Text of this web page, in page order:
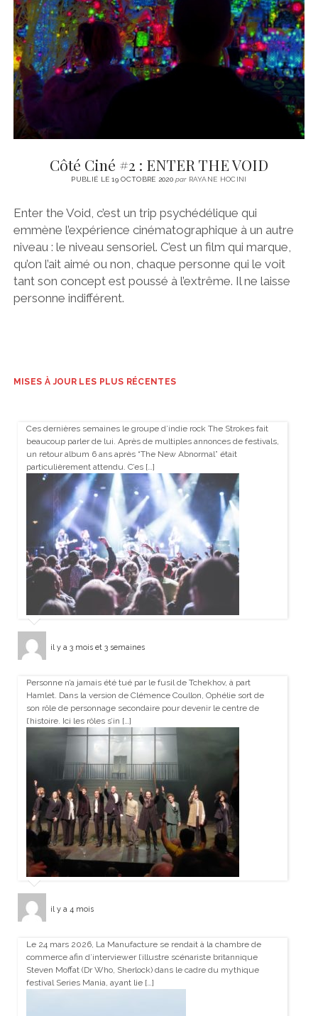
CINÉMA
LITTÉRATURE
ÉCONOMIE
SPORT
MÉDIAS
instagram
email
Côté Ciné #2 : ENTER THE VOID
PUBLIÉ LE 19 OCTOBRE 2020parRAYANE HOCINI
Enter the Void, c’est un trip psychédélique qui
emmène l’expérience cinématographique à un autre
niveau : le niveau sensoriel. C’est un film qui marque,
qu’on l’ait aimé ou non, chaque personne qui le voit
tant son concept est poussé à l’extrême. Il ne laisse
personne indifférent.
MISES À JOUR LES PLUS RÉCENTES
Ces dernières semaines le groupe d’indie rock The Strokes fait
beaucoup parler de lui. Après de multiples annonces de festivals,
un retour album 6 ans après “The New Abnormal” était
particulièrement attendu. C’es […]
il y a 3 mois et 3 semaines
Personne n’a jamais été tué par le fusil de Tchekhov, à part
Hamlet. Dans la version de Clémence Coullon, Ophélie sort de
son rôle de personnage secondaire pour devenir le centre de
l’histoire. Ici les rôles s’in […]
il y a 4 mois
Le 24 mars 2026, La Manufacture se rendait à la chambre de
commerce afin d’interviewer l’illustre scénariste britannique
Steven Moffat (Dr Who, Sherlock) dans le cadre du mythique
festival Series Mania, ayant lie […]